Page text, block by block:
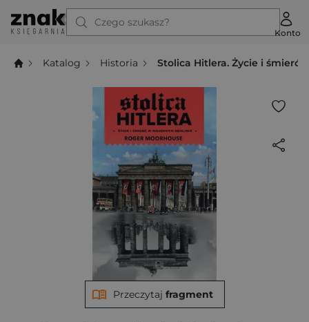
Czego szukasz?
Konto
Katalog Historia Stolica Hitlera. Życie i śmierć
Przeczytaj fragment